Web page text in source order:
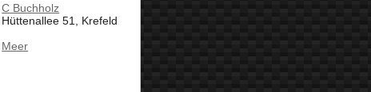
C Buchholz
Hüttenallee 51, Krefeld
Meer